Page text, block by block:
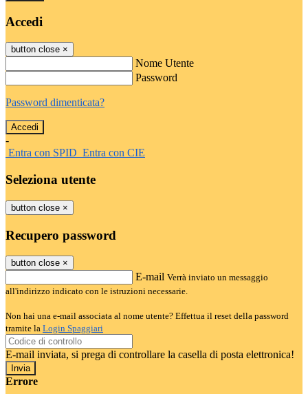
Accedi
button close ×
Nome Utente
Password
Password dimenticata?
-
Entra con SPID Entra con CIE
Seleziona utente
button close ×
Recupero password
button close ×
E-mail Verrà inviato un messaggio
all'indirizzo indicato con le istruzioni necessarie.
Non hai una e-mail associata al nome utente? Effettua il reset della password
tramite la Login Spaggiari
E-mail inviata, si prega di controllare la casella di posta elettronica!
Errore